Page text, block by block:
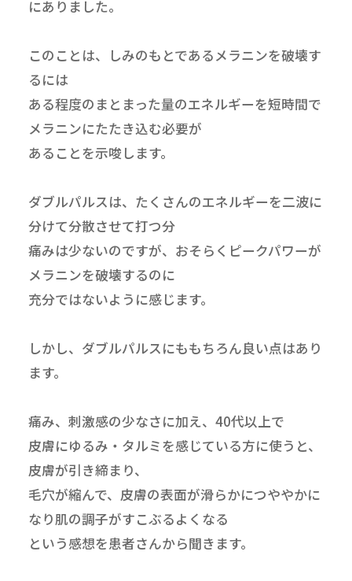
にありました。
このことは、しみのもとであるメラニンを破壊す
るには
ある程度のまとまった量のエネルギーを短時間で
メラニンにたたき込む必要が
あることを示唆します。
ダブルパルスは、たくさんのエネルギーを二波に
分けて分散させて打つ分
痛みは少ないのですが、おそらくピークパワーが
メラニンを破壊するのに
充分ではないように感じます。
しかし、ダブルパルスにももちろん良い点はあり
ます。
痛み、刺激感の少なさに加え、40代以上で
皮膚にゆるみ・タルミを感じている方に使うと、
皮膚が引き締まり、
毛穴が縮んで、皮膚の表面が滑らかにつややかに
なり肌の調子がすこぶるよくなる
という感想を患者さんから聞きます。